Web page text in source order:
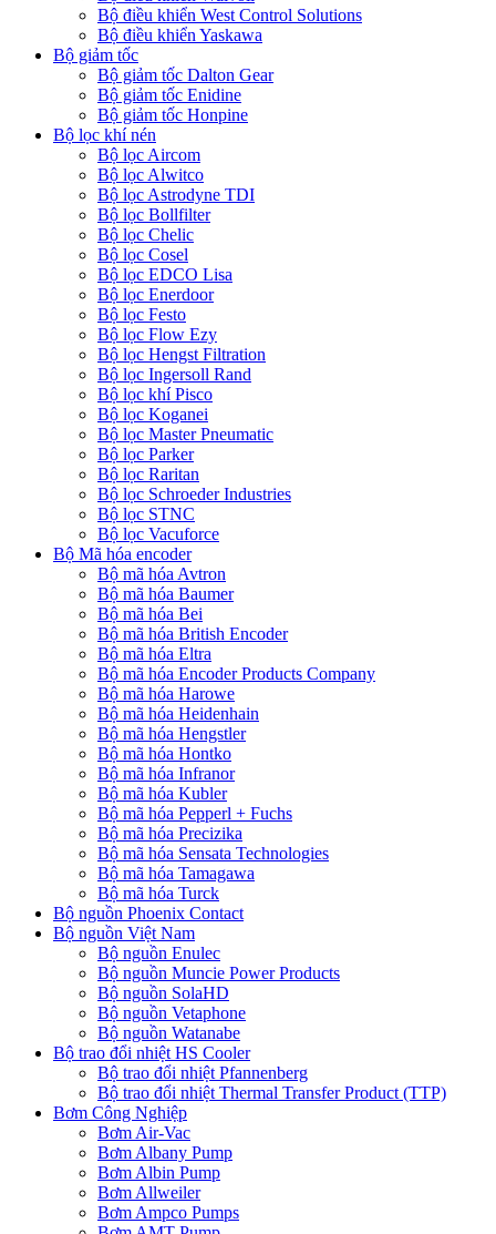
Bộ điều khiển West Control Solutions
Bộ điều khiển Yaskawa
Bộ giảm tốc
Bộ giảm tốc Dalton Gear
Bộ giảm tốc Enidine
Bộ giảm tốc Honpine
Bộ lọc khí nén
Bộ lọc Aircom
Bộ lọc Alwitco
Bộ lọc Astrodyne TDI
Bộ lọc Bollfilter
Bộ lọc Chelic
Bộ lọc Cosel
Bộ lọc EDCO Lisa
Bộ lọc Enerdoor
Bộ lọc Festo
Bộ lọc Flow Ezy
Bộ lọc Hengst Filtration
Bộ lọc Ingersoll Rand
Bộ lọc khí Pisco
Bộ lọc Koganei
Bộ lọc Master Pneumatic
Bộ lọc Parker
Bộ lọc Raritan
Bộ lọc Schroeder Industries
Bộ lọc STNC
Bộ lọc Vacuforce
Bộ Mã hóa encoder
Bộ mã hóa Avtron
Bộ mã hóa Baumer
Bộ mã hóa Bei
Bộ mã hóa British Encoder
Bộ mã hóa Eltra
Bộ mã hóa Encoder Products Company
Bộ mã hóa Harowe
Bộ mã hóa Heidenhain
Bộ mã hóa Hengstler
Bộ mã hóa Hontko
Bộ mã hóa Infranor
Bộ mã hóa Kubler
Bộ mã hóa Pepperl + Fuchs
Bộ mã hóa Precizika
Bộ mã hóa Sensata Technologies
Bộ mã hóa Tamagawa
Bộ mã hóa Turck
Bộ nguồn Phoenix Contact
Bộ nguồn Việt Nam
Bộ nguồn Enulec
Bộ nguồn Muncie Power Products
Bộ nguồn SolaHD
Bộ nguồn Vetaphone
Bộ nguồn Watanabe
Bộ trao đổi nhiệt HS Cooler
Bộ trao đổi nhiệt Pfannenberg
Bộ trao đổi nhiệt Thermal Transfer Product (TTP)
Bơm Công Nghiệp
Bơm Air-Vac
Bơm Albany Pump
Bơm Albin Pump
Bơm Allweiler
Bơm Ampco Pumps